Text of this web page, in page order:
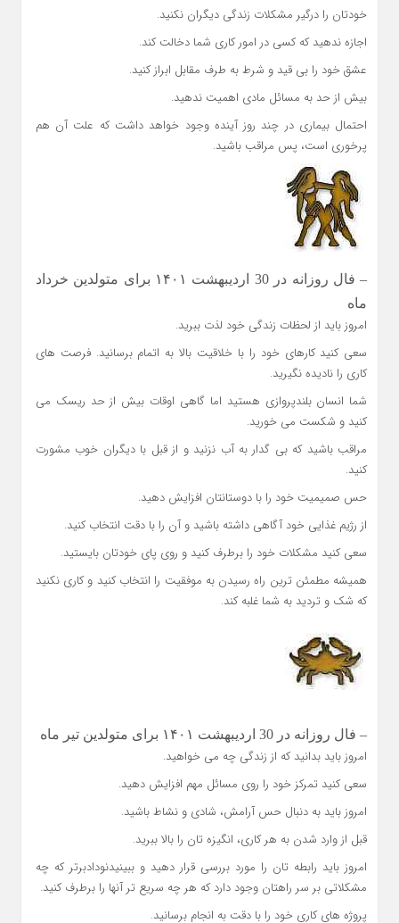
خودتان را درگیر مشکلات زندگی دیگران نکنید.
اجازه ندهید که کسی در امور کاری شما دخالت کند.
عشق خود را بی قید و شرط به طرف مقابل ابراز کنید.
بیش از حد به مسائل مادی اهمیت ندهید.
احتمال بیماری در چند روز آینده وجود خواهد داشت که علت آن هم
پرخوری است، پس مراقب باشید.
– فال روزانه در 30 اردیبهشت ۱۴۰۱ برای متولدین خرداد
ماه
امروز باید از لحظات زندگی خود لذت ببرید.
سعی کنید کارهای خود را با خلاقیت بالا به اتمام برسانید. فرصت های
کاری را نادیده نگیرید.
شما انسان بلندپروازی هستید اما گاهی اوقات بیش از حد ریسک می
کنید و شکست می خورید.
مراقب باشید که بی گدار به آب نزنید و از قبل با دیگران خوب مشورت
کنید.
حس صمیمیت خود را با دوستانتان افزایش دهید.
از رژیم غذایی خود آگاهی داشته باشید و آن را با دقت انتخاب کنید.
سعی کنید مشکلات خود را برطرف کنید و روی پای خودتان بایستید.
همیشه مطمئن ترین راه رسیدن به موفقیت را انتخاب کنید و کاری نکنید
که شک و تردید به شما غلبه کند.
– فال روزانه در 30 اردیبهشت ۱۴۰۱ برای متولدین تیر ماه
امروز باید بدانید که از زندگی چه می خواهید.
سعی کنید تمرکز خود را روی مسائل مهم افزایش دهید.
امروز باید به دنبال حس آرامش، شادی و نشاط باشید.
قبل از وارد شدن به هر کاری، انگیزه تان را بالا ببرید.
امروز باید رابطه تان را مورد بررسی قرار دهید و ببینیدنودادبرتر که چه
مشکلاتی بر سر راهتان وجود دارد که هر چه سریع تر آنها را برطرف کنید.
پروژه های کاری خود را با دقت به انجام برسانید.